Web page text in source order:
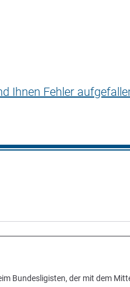
Ihnen Fehler
Bundesligisten, der mit dem